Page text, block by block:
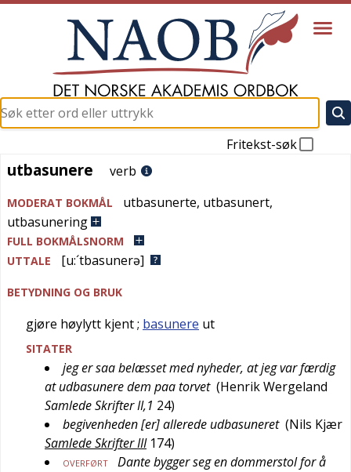
Fritekst-søk
utbasunere
utbasunere verb
MODERAT BOKMÅL utbasunerte, utbasunert,
utbasunering
FULL BOKMÅLSNORM
UTTALE
[u:´tbasunerə]
BETYDNING OG BRUK
gjøre høylytt kjent; basunere ut
SITATER
jeg er saa belæsset med nyheder, at jeg var færdig
at udbasunere dem paa torvet (Henrik Wergeland
Samlede Skrifter II,1 24)
begivenheden [er] allerede udbasuneret (Nils Kjær
Samlede Skrifter III 174)
OVERFØRT
Dante bygger seg en dommerstol for å